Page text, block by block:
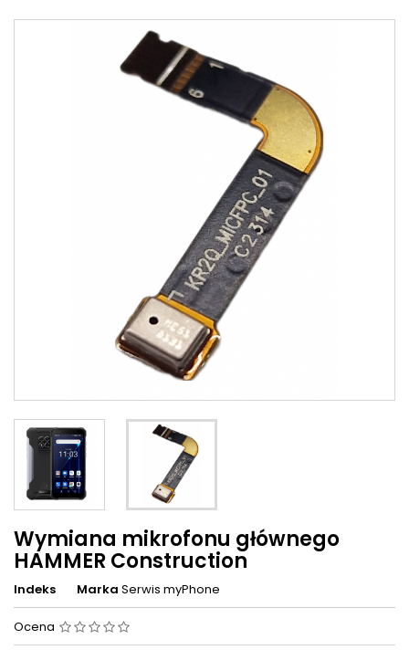
Wymiana mikrofonu głównego
HAMMER Construction
Indeks Marka Serwis myPhone
Ocena